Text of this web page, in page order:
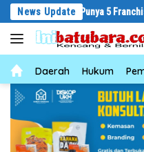
Langsung
konten
News Update
Punya 5 Franchise Baru!
NewsDaerah Hukum